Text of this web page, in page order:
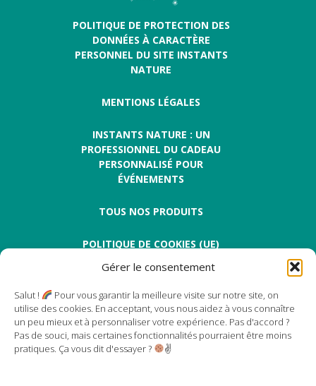
Gérer le consentement
Salut !
Pour vous garantir la meilleure visite sur notre site, on
utilise des cookies. En acceptant, vous nous aidez à vous connaître
un peu mieux et à personnaliser votre expérience. Pas d'accord ?
Pas de souci, mais certaines fonctionnalités pourraient être moins
pratiques. Ça vous dit d'essayer ?
✌
POLITIQUE DE PROTECTION DES
DONNÉES À CARACTÈRE
PERSONNEL DU SITE INSTANTS
NATURE
MENTIONS LÉGALES
INSTANTS NATURE : UN
PROFESSIONNEL DU CADEAU
PERSONNALISÉ POUR
ÉVÉNEMENTS
TOUS NOS PRODUITS
POLITIQUE DE COOKIES (UE)
Instants Nature